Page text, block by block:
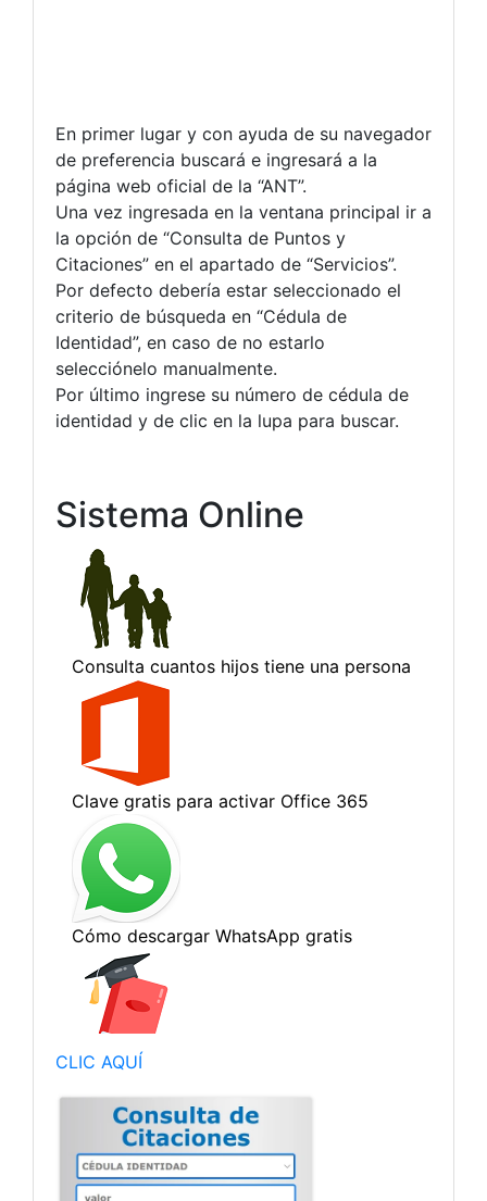
En primer lugar y con ayuda de su navegador
de preferencia buscará e ingresará a la
página web oficial de la “ANT”.
Una vez ingresada en la ventana principal ir a
la opción de “Consulta de Puntos y
Citaciones” en el apartado de “Servicios”.
Por defecto debería estar seleccionado el
criterio de búsqueda en “Cédula de
Identidad”, en caso de no estarlo
selecciónelo manualmente.
Por último ingrese su número de cédula de
identidad y de clic en la lupa para buscar.
Sistema Online
CLIC AQUÍ